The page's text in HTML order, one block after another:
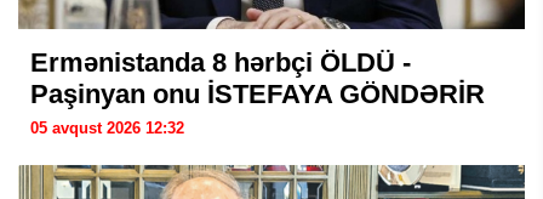
Ermənistanda 8 hərbçi ÖLDÜ -
Paşinyan onu İSTEFAYA GÖNDƏRİR
05 avqust 2026 12:32